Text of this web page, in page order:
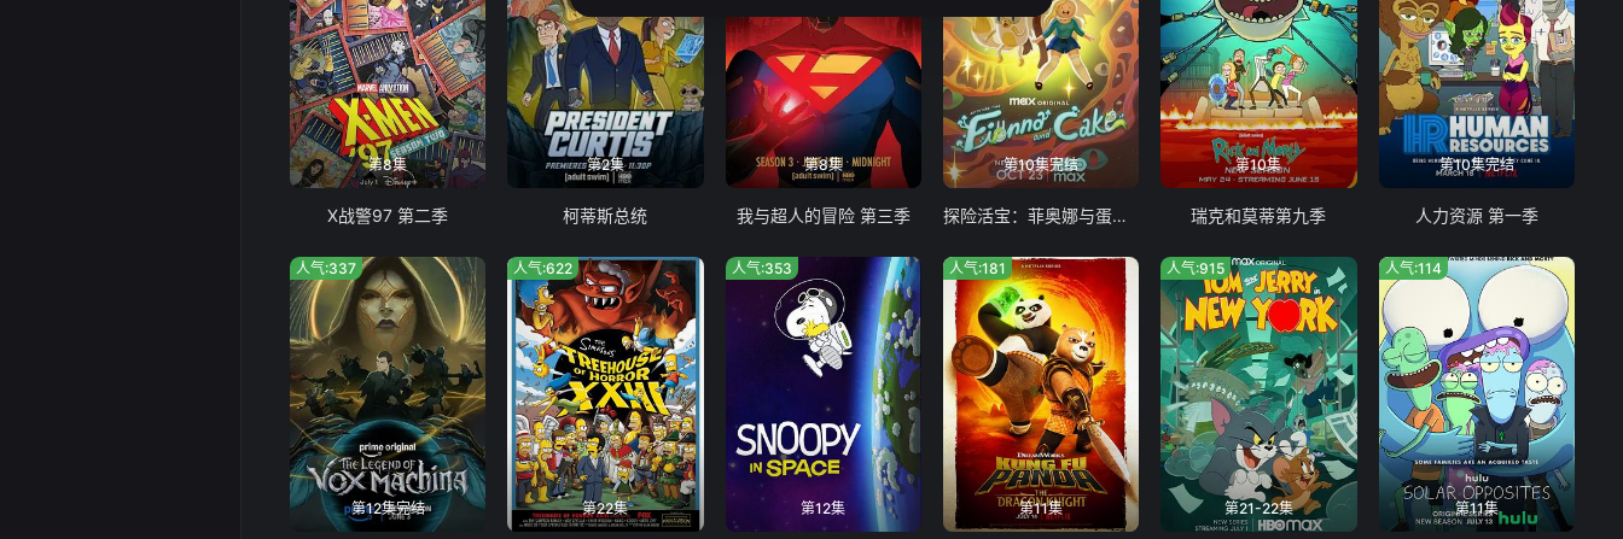
第8集
X战警97 第二季
第2集
柯蒂斯总统
第8集
我与超人的冒险 第三季
第10集完结
探险活宝：菲奥娜与蛋糕 第二季
第10集
瑞克和莫蒂第九季
第10集完结
人力资源 第一季
第12集完结
人气:337
第22集
人气:622
第12集
人气:353
第11集
人气:181
第21-22集
人气:915
第11集
人气:114